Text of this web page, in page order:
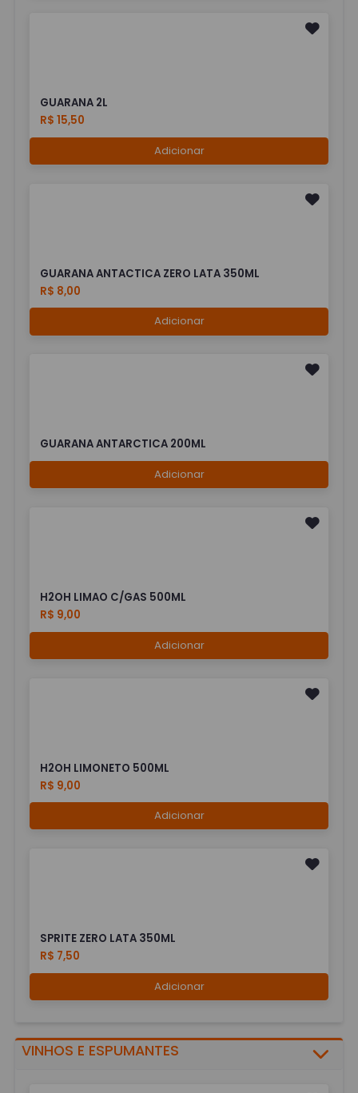
GUARANA 2L
R$ 15,50
Adicionar
GUARANA ANTACTICA ZERO LATA 350ML
R$ 8,00
Adicionar
GUARANA ANTARCTICA 200ML
Adicionar
H2OH LIMAO C/GAS 500ML
R$ 9,00
Adicionar
H2OH LIMONETO 500ML
R$ 9,00
Adicionar
SPRITE ZERO LATA 350ML
R$ 7,50
Adicionar
VINHOS E ESPUMANTES